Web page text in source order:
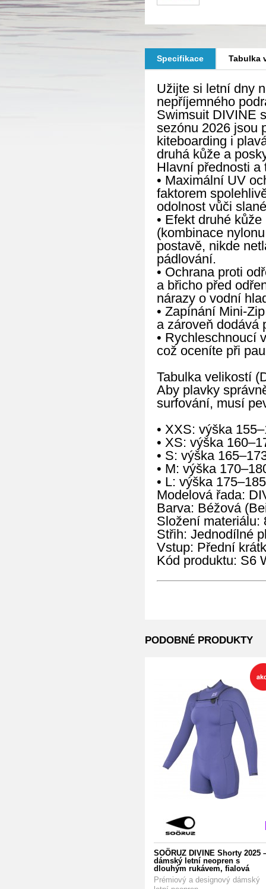
Specifikace Tabulka
Užijte si letní dny
nepříjemného
Swimsuit DIVINE
sezónu 2026 jsou
kiteboarding i
druhá kůže a
Hlavní přednosti a
• Maximální UV
faktorem
odolnost vůči
• Efekt druhé
(kombinace
postavě, nikde
pádlování.
• Ochrana proti
a břicho před
nárazy o vodní
• Zapínání Mini-
a zároveň dodává
• Rychleschnoucí
což oceníte při
Tabulka velikostí
Aby plavky
surfování, musí
• XXS: výška
• XS: výška
• S: výška
• M: výška
• L: výška
Modelová řada:
Barva: Béžová
Složení materiálu:
Střih: Jednodílné
Vstup: Přední
Kód produktu: S6
PODOBNÉ PRODUKTY
SOÖRUZ DIVINE Shorty 2025
dámský letní neopren s
dlouhým rukávem, fialová
Prémiový a designový dámský